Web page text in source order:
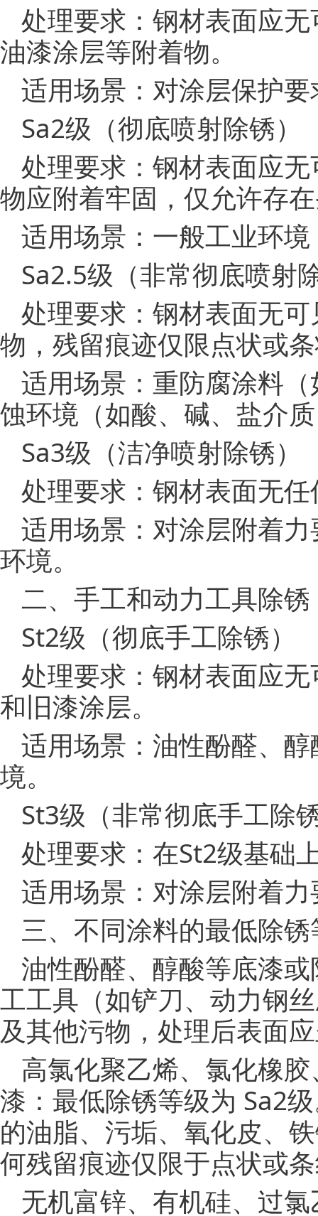
处理要求：钢材表面应
油漆涂层等附着物。
适用场景：对涂层保护
Sa2级（彻底喷射除锈）
处理要求：钢材表面应
物应附着牢固，仅允许存
适用场景：一般工业环
Sa2.5级（非常彻底喷射
处理要求：钢材表面无
物，残留痕迹仅限点状或
适用场景：重防腐涂料
蚀环境（如酸、碱、盐介
Sa3级（洁净喷射除锈）
处理要求：钢材表面无
适用场景：对涂层附着
环境。
二、手工和动力工具除
St2级（彻底手工除锈）
处理要求：钢材表面应
和旧漆涂层。
适用场景：油性酚醛、
境。
St3级（非常彻底手工除
处理要求：在St2级基础
适用场景：对涂层附着
三、不同涂料的最低除
油性酚醛、醇酸等底漆
工工具（如铲刀、动力钢
及其他污物，处理后表面
高氯化聚乙烯、氯化橡
漆：最低除锈等级为 Sa2
的油脂、污垢、氧化皮、
何残留痕迹仅限于点状或
无机富锌、有机硅、过